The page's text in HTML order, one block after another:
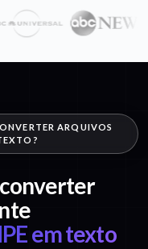
ARQUIVOS
converter
em texto